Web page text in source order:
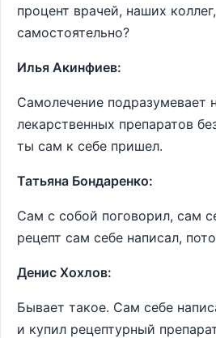
процент врачей, наших
самостоятельно?
Илья Акинфиев:
Самолечение подразумевает
лекарственных препаратов
ты сам к себе пришел.
Татьяна Бондаренко:
Сам с собой поговорил, сам
рецепт сам себе написал,
Денис Хохлов:
Бывает такое. Сам себе
и купил рецептурный